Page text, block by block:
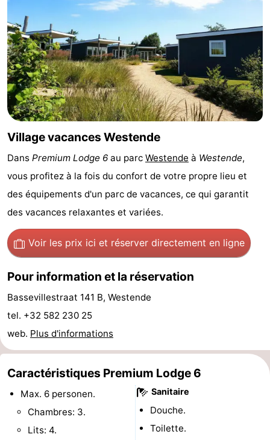
Musées
-
Monuments
-
Points
de
Attractions
-
Fermes
Terrains
de
jeux
-
Aires
de
jeux
intérieures
-
Bowling
Parcours
de
golf
Centres
de
être
Villages
villes
Nature
Sports
Piscines
-
Faire
Village vacances Westende
Dans Premium Lodge 6 au parc Westende à Westende,
vous profitez à la fois du confort de votre propre lieu et
des équipements d'un parc de vacances, ce qui garantit
des vacances relaxantes et variées.
Voir les prix ici et réserver directement en ligne
Pour information et la réservation
Bassevillestraat 141 B, Westende
tel. +32 582 230 25
web. Plus d'informations
Caractéristiques Premium Lodge 6
Max. 6 personen.
Chambres: 3.
Lits: 4.
Sanitaire
Douche.
Toilette.